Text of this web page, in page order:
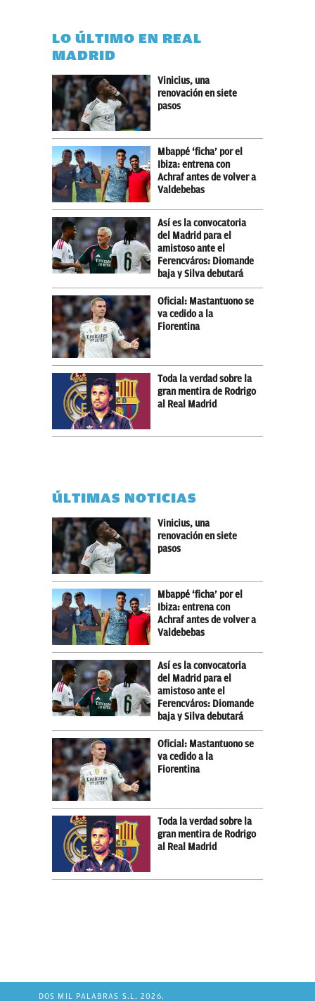
LO ÚLTIMO EN REAL
MADRID
Vinicius, una
renovación en siete
pasos
Mbappé ‘ficha’ por el
Ibiza: entrena con
Achraf antes de volver a
Valdebebas
Así es la convocatoria
del Madrid para el
amistoso ante el
Ferencváros: Diomande
baja y Silva debutará
Oficial: Mastantuono se
va cedido a la
Fiorentina
Toda la verdad sobre la
gran mentira de Rodrigo
al Real Madrid
ÚLTIMAS NOTICIAS
Vinicius, una
renovación en siete
pasos
Mbappé ‘ficha’ por el
Ibiza: entrena con
Achraf antes de volver a
Valdebebas
Así es la convocatoria
del Madrid para el
amistoso ante el
Ferencváros: Diomande
baja y Silva debutará
Oficial: Mastantuono se
va cedido a la
Fiorentina
Toda la verdad sobre la
gran mentira de Rodrigo
al Real Madrid
DOS MIL PALABRAS S.L. 2026.